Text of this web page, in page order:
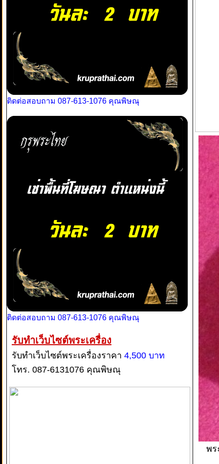
ติดต่อสอบถาม 087-613-1076 คุณพิษณุ
ติดต่อสอบถาม 087-613-1076 คุณพิษณุ
รับทำเว็บไซต์พระเครื่อง
รับทำเว็บไซต์พระเครื่องราคา 4,500 บาท
โทร. 087-6131076 คุณพิษณุ
พร